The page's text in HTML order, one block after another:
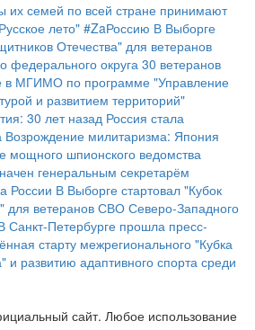
семей по всей стране принимают
лето" #ZaРоссию В Выборге
Отечества" для ветеранов
федерального округа 30 ветеранов
МГИМО по программе "Управление
и развитием территорий"
30 лет назад Россия стала
Возрождение милитаризма: Япония
мощного шпионского ведомства
генеральным секретарём
России В Выборге стартовал "Кубок
для ветеранов СВО Северо-Западного
Санкт-Петербурге прошла пресс-
старту межрегионального "Кубка
и развитию адаптивного спорта среди
сайт. Любое использование